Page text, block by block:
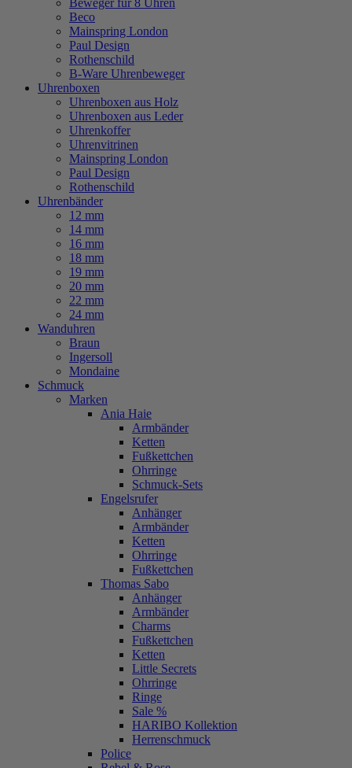
Beweger für 8 Uhren
Beco
Mainspring London
Paul Design
Rothenschild
B-Ware Uhrenbeweger
Uhrenboxen
Uhrenboxen aus Holz
Uhrenboxen aus Leder
Uhrenkoffer
Uhrenvitrinen
Mainspring London
Paul Design
Rothenschild
Uhrenbänder
12 mm
14 mm
16 mm
18 mm
19 mm
20 mm
22 mm
24 mm
Wanduhren
Braun
Ingersoll
Mondaine
Schmuck
Marken
Ania Haie
Armbänder
Ketten
Fußkettchen
Ohrringe
Schmuck-Sets
Engelsrufer
Anhänger
Armbänder
Ketten
Ohrringe
Fußkettchen
Thomas Sabo
Anhänger
Armbänder
Charms
Fußkettchen
Ketten
Little Secrets
Ohrringe
Ringe
Sale %
HARIBO Kollektion
Herrenschmuck
Police